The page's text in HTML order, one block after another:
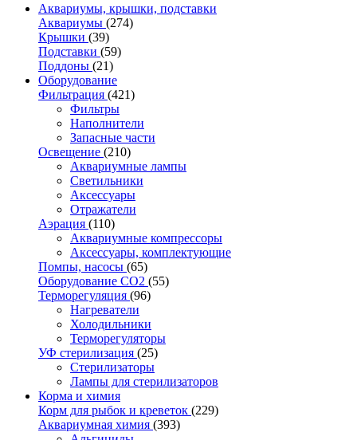
Аквариумы, крышки, подставки
Аквариумы (274)
Крышки (39)
Подставки (59)
Поддоны (21)
Оборудование
Фильтрация (421)
Фильтры
Наполнители
Запасные части
Освещение (210)
Аквариумные лампы
Светильники
Аксессуары
Отражатели
Аэрация (110)
Аквариумные компрессоры
Аксессуары, комплектующие
Помпы, насосы (65)
Оборудование CO2 (55)
Терморегуляция (96)
Нагреватели
Холодильники
Терморегуляторы
УФ стерилизация (25)
Стерилизаторы
Лампы для стерилизаторов
Корма и химия
Корм для рыбок и креветок (229)
Аквариумная химия (393)